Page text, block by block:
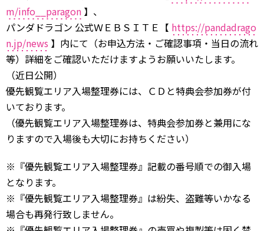
m/info__paragon 】、
パンダドラゴン 公式ＷＥＢＳＩＴＥ【 https://pandadrago
n.jp/news 】内にて（お申込方法・ご確認事項・当日の流れ
等）詳細をご確認いただけますようお願いいたします。
（近日公開）
優先観覧エリア入場整理券には、ＣＤと特典会参加券が付
いております。
（優先観覧エリア入場整理券は、特典会参加券と兼用にな
りますので入場後も大切にお持ちください）
※『優先観覧エリア入場整理券』記載の番号順での御入場
となります。
※『優先観覧エリア入場整理券』は紛失、盗難等いかなる
場合も再発行致しません。